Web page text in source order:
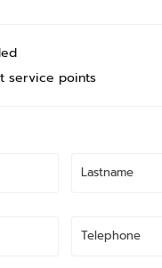
service points